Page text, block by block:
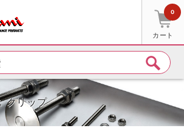
カート
0
クリップ